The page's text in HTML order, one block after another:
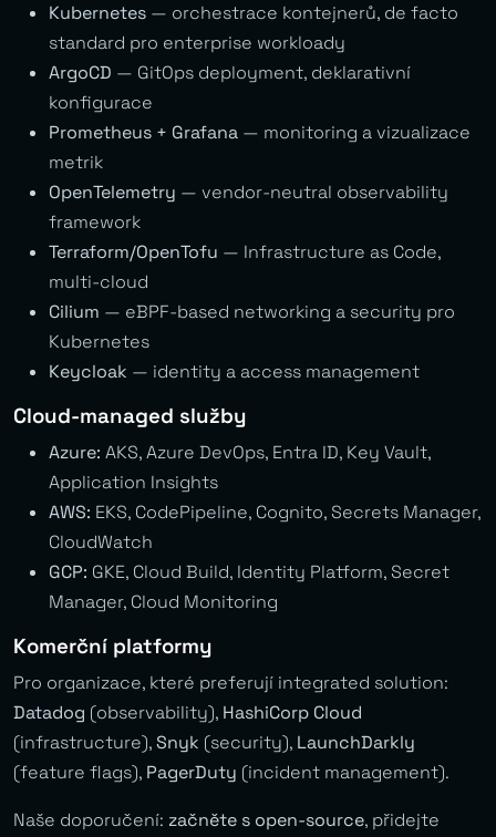
Kubernetes — orchestrace kontejnerů, de facto
standard pro enterprise workloady
ArgoCD — GitOps deployment, deklarativní
konfigurace
Prometheus + Grafana — monitoring a vizualizace
metrik
OpenTelemetry — vendor-neutral observability
framework
Terraform/OpenTofu — Infrastructure as Code,
multi-cloud
Cilium — eBPF-based networking a security pro
Kubernetes
Keycloak — identity a access management
Cloud-managed služby
Azure: AKS, Azure DevOps, Entra ID, Key Vault,
Application Insights
AWS: EKS, CodePipeline, Cognito, Secrets Manager,
CloudWatch
GCP: GKE, Cloud Build, Identity Platform, Secret
Manager, Cloud Monitoring
Komerční platformy
Pro organizace, které preferují integrated solution:
Datadog (observability), HashiCorp Cloud
(infrastructure),Snyk (security), LaunchDarkly
(feature flags), PagerDuty (incident management).
Naše doporučení: začněte s open-source, přidejte